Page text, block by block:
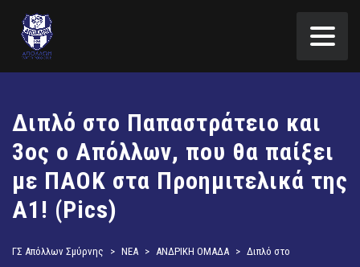
Διπλό στο Παπαστράτειο και
3ος ο Απόλλων, που θα παίξει
με ΠΑΟΚ στα Προημιτελικά της
Α1! (Pics)
ΓΣ Απόλλων Σμύρνης > ΝΕΑ > ΑΝΔΡΙΚΗ ΟΜΑΔΑ > Διπλό στο